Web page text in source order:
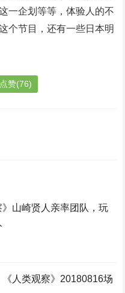
一企划等等，体验人的不
个节目，还有一些日本明
点赞(76)
》山崎贤人亲率团队，玩
《人类观察》20180816场